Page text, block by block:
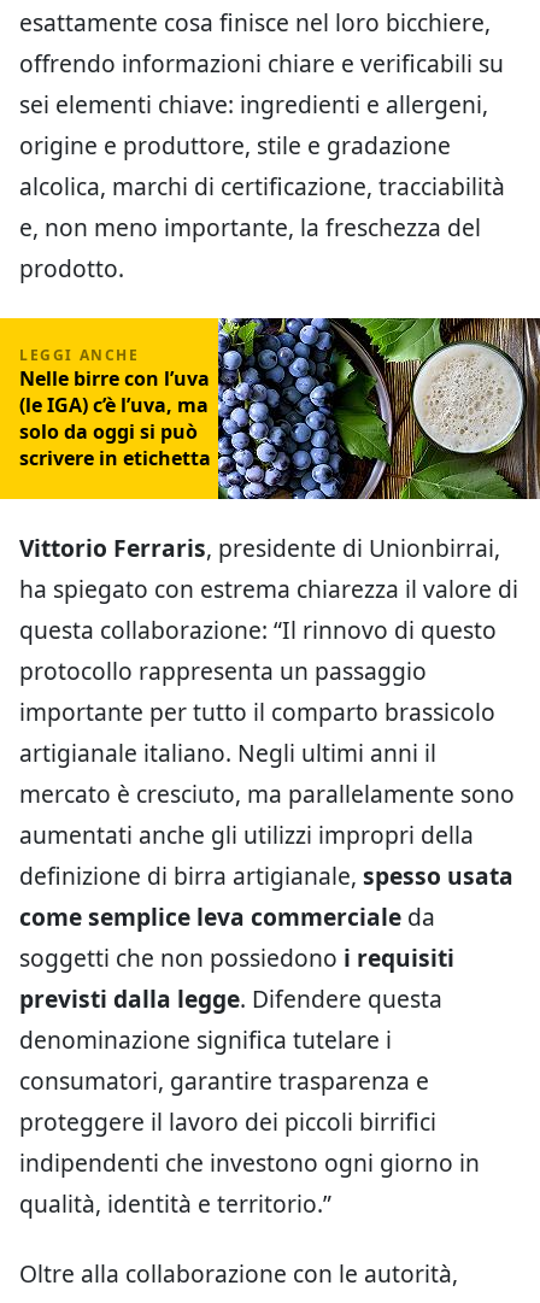
esattamente cosa finisce nel loro bicchiere,
offrendo informazioni chiare e verificabili su
sei elementi chiave: ingredienti e allergeni,
origine e produttore, stile e gradazione
alcolica, marchi di certificazione, tracciabilità
e, non meno importante, la freschezza del
prodotto.
Nelle birre con l’uva
(le IGA) c’è l’uva, ma
solo da oggi si può
scrivere in etichetta
Vittorio Ferraris, presidente di Unionbirrai,
ha spiegato con estrema chiarezza il valore di
questa collaborazione: “Il rinnovo di questo
protocollo rappresenta un passaggio
importante per tutto il comparto brassicolo
artigianale italiano. Negli ultimi anni il
mercato è cresciuto, ma parallelamente sono
aumentati anche gli utilizzi impropri della
definizione di birra artigianale, spesso usata
come semplice leva commerciale da
soggetti che non possiedono i requisiti
previsti dalla legge. Difendere questa
denominazione significa tutelare i
consumatori, garantire trasparenza e
proteggere il lavoro dei piccoli birrifici
indipendenti che investono ogni giorno in
qualità, identità e territorio.”
Oltre alla collaborazione con le autorità,